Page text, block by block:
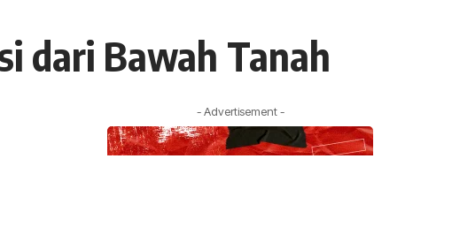
dari Bawah Tanah
- Advertisement -